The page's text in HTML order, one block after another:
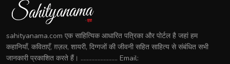
sahityanama.com एक साहित्यिक आधारित पत्रिका और पोर्टल है जहां हम
कहानियाँ, कविताएँ, ग़ज़ल, शायरी, दिग्गजों की जीवनी सहित साहित्य से संबंधित सभी
जानकारी प्रकाशित करते हैं। ........................ Email: